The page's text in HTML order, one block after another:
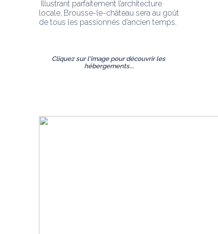
locale, Brousse-le-château sera au goût
de tous les passionnés d’ancien temps.
Cliquez sur l'image pour découvrir les
hébergements...